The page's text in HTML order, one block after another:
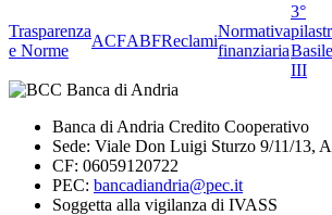
Trasparenza
e Norme
ACFABFReclami
Normativa
finanziaria
3°
III
Banca di Andria Credito Cooperativo
Sede: Viale Don Luigi Sturzo 9/11/13,
CF: 06059120722
PEC: bancadiandria@pec.it
Soggetta alla vigilanza di IVASS